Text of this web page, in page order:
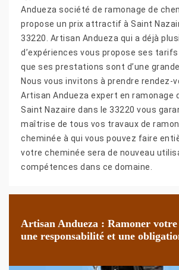
Andueza société de ramonage de
propose un prix attractif à Saint
33220. Artisan Andueza qui a déjà
d’expériences vous propose ses
que ses prestations sont d’une
Nous vous invitons à prendre rendez-
Artisan Andueza expert en ramonage
Saint Nazaire dans le 33220 vous
maîtrise de tous vos travaux de
cheminée à qui vous pouvez faire
votre cheminée sera de nouveau
compétences dans ce domaine.
Artisan Andueza : Ramoner votre
une responsabilité et une